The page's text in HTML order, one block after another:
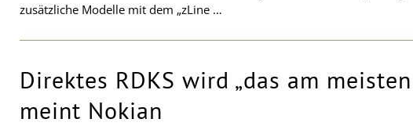
zusätzliche Modelle mit dem „zLine …
Direktes RDKS wird „das am
meint Nokian